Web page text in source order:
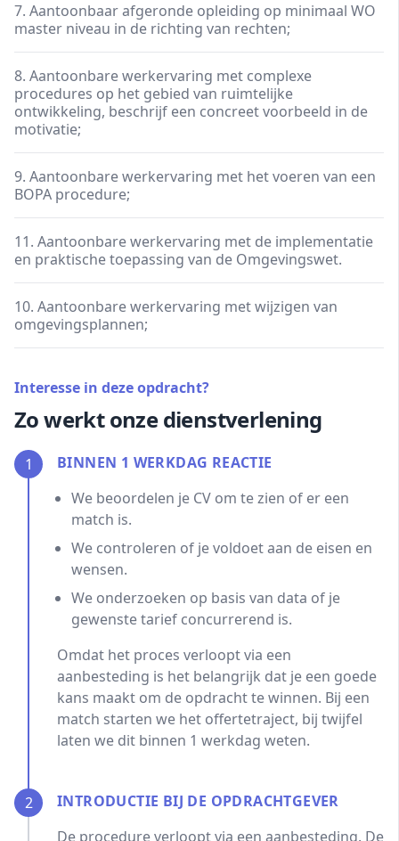
7. Aantoonbaar afgeronde opleiding op minimaal WO
master niveau in de richting van rechten;
8. Aantoonbare werkervaring met complexe
procedures op het gebied van ruimtelijke
ontwikkeling, beschrijf een concreet voorbeeld in de
motivatie;
9. Aantoonbare werkervaring met het voeren van een
BOPA procedure;
11. Aantoonbare werkervaring met de implementatie
en praktische toepassing van de Omgevingswet.
10. Aantoonbare werkervaring met wijzigen van
omgevingsplannen;
Interesse in deze opdracht?
Zo werkt onze dienstverlening
1
BINNEN 1 WERKDAG REACTIE
We beoordelen je CV om te zien of er een
match is.
We controleren of je voldoet aan de eisen en
wensen.
We onderzoeken op basis van data of je
gewenste tarief concurrerend is.
Omdat het proces verloopt via een
aanbesteding is het belangrijk dat je een goede
kans maakt om de opdracht te winnen. Bij een
match starten we het offertetraject, bij twijfel
laten we dit binnen 1 werkdag weten.
2
INTRODUCTIE BIJ DE OPDRACHTGEVER
De procedure verloopt via een aanbesteding. De